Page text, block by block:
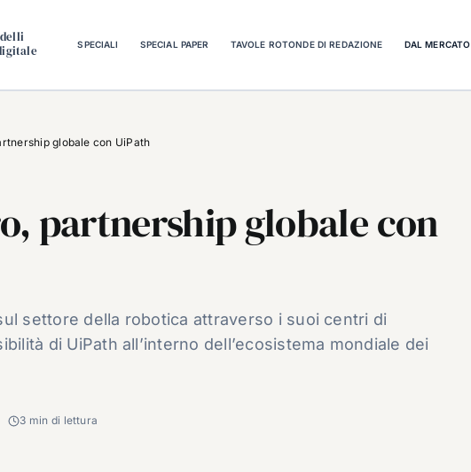
SPECIALI SPECIAL PAPER TAVOLE ROTONDE DI REDAZIONE DAL MERCATO
globale con UiPath
partnership globale con
settore della robotica attraverso i suoi centri di
di UiPath all’interno dell’ecosistema mondiale dei
3 min di lettura